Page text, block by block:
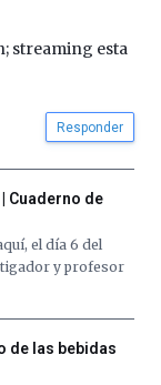
streaming esta
Responder
Cuaderno de
el día 6 del
y profesor
de las bebidas